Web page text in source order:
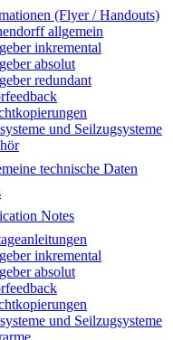
(Flyer / Handouts)
allgemein
inkremental
absolut
redundant
und Seilzugsysteme
technische Daten
Notes
inkremental
absolut
und Seilzugsysteme